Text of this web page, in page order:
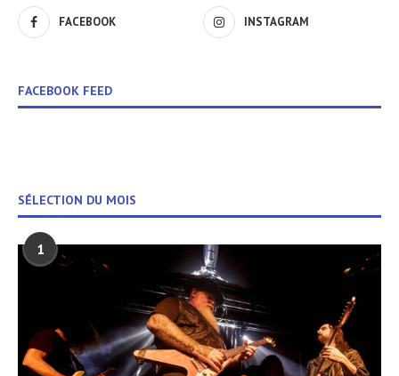
FACEBOOK INSTAGRAM
FACEBOOK FEED
SÉLECTION DU MOIS
1